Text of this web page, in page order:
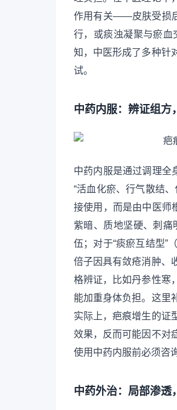
作用有关——皮肤受损
行，或痰浊凝聚与瘀血
知，中医形成了多种针
试。
中药内服：辨证组方
中药内服是通过调理全
“活血化瘀、行气散结
接使用，而是由中医师
紫暗、质地坚硬、刺痛
伍；对于“痰瘀互结型”
倍子因具有敛疮消肿、
格辨证，比如丹参性寒
能加重身体负担。这里
实际上，疤痕增生的证
效果，反而可能因不对
使用中药内服前必须咨
中药外治：局部渗透